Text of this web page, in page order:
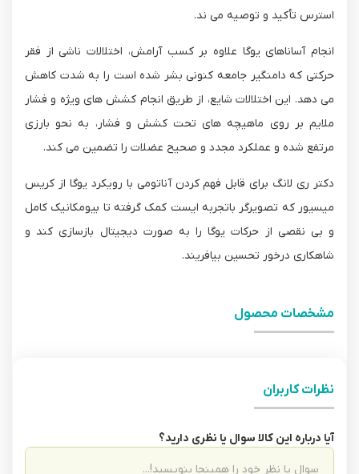
استرس تأکید و توصیه می ند.
انجام آساناهای یوگا علاوه بر کسب آرامش، اختلالات ناشی از فقر
حرکتی که دامنگیر جامعه کنونی بشر شده است را به شدت کاهش
می دهد. این اختلالات شایع، از طریق انجام کشش های ویژه و فشار
ملایم بر روی ماهیچه های تحت کشش و فشار، به نحو بارزی
مرتفع شده و عملکرد مجدد و صحیح عضلات را تضمین می کند.
دکتر ری لانگ برای قابل فهم کردن آناتومی با رویکرد یوگا از کریس
میسیور که تصویرگر باتجربه ایست کمک گرفته تا بیومکانیک کامل
و بی نقصی از حرکات یوگا را به صورت دیجیتال بازسازی کند و
شاهکاری درخور تحسین بیافریند.
مشخصات محصول
نظرات کاربران
آیا درباره این کالا سوال یا نظری دارید؟